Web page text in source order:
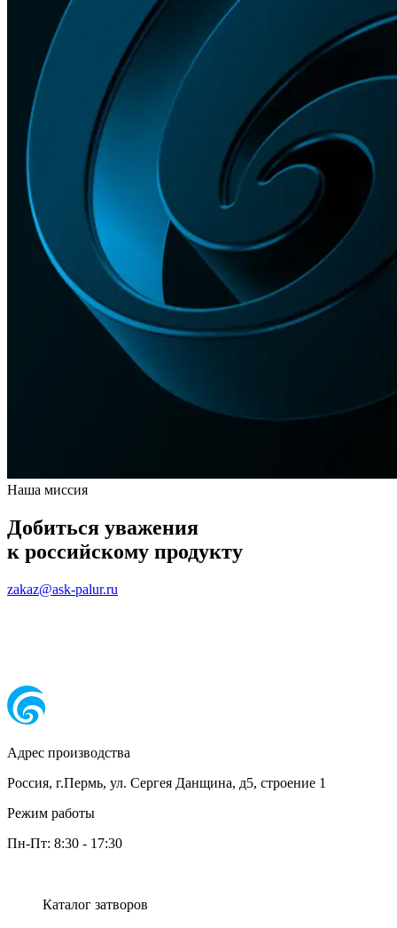
Наша миссия
Добиться уважения
к российскому продукту
zakaz@ask-palur.ru
Адрес производства
Россия, г.Пермь, ул. Сергея Данщина, д5, строение 1
Режим работы
Пн-Пт: 8:30 - 17:30
Каталог затворов